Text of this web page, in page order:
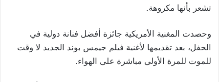
تشعر بأنها مكروهة.
وحصدت المغنية الأمريكية جائزة أفضل فنانة دولية في
الحفل، بعد تقديمها لأغنية فيلم جيمس بوند الجديد لا وقت
للموت للمرة الأولى مباشرة على الهواء.